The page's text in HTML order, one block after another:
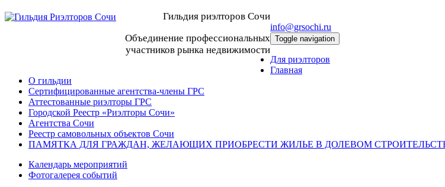
Гильдия риэлторов Сочи
Объединение профессиональных
участников рынка недвижимости
info@grsochi.ru
Toggle navigation
Для риэлторов
Главная
О гильдии
Сертифицированные агентства-члены ГРС
Аттестованные риэлторы ГРС
Городской Реестр «Риэлторы Сочи»
Агентства Сочи
Реестр самовольных объектов Сочи
ПАМЯТКА ДЛЯ ГРАЖДАН, ЖЕЛАЮЩИХ ПРИОБРЕСТИ ЖИЛЬЕ В ДОЛЕВОМ
Календарь мероприятий
Фотогалерея событий